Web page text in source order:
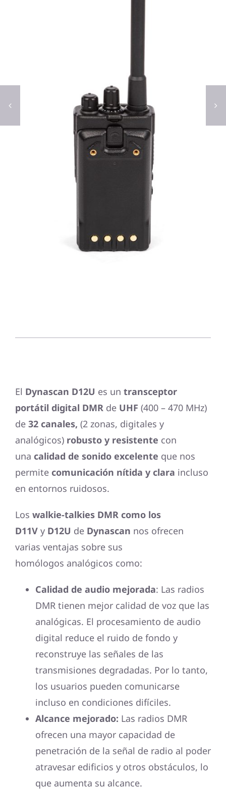
El Dynascan D12U es un transceptor
portátil digital DMRde UHF (400 – 470 MHz)
de 32 canales, (2 zonas, digitales y
analógicos) robusto y resistente con
una calidad de sonido excelente que nos
permite comunicación nítida y clara incluso
en entornos ruidosos.
Los walkie-talkies DMR como los
D11Vy D12U de Dynascan nos ofrecen
varias ventajas sobre sus
homólogos analógicos como:
Calidad de audio mejorada: Las radios
DMR tienen mejor calidad de voz que las
analógicas. El procesamiento de audio
digital reduce el ruido de fondo y
reconstruye las señales de las
transmisiones degradadas. Por lo tanto,
los usuarios pueden comunicarse
incluso en condiciones difíciles.
Alcance mejorado: Las radios DMR
ofrecen una mayor capacidad de
penetración de la señal de radio al poder
atravesar edificios y otros obstáculos, lo
que aumenta su alcance.